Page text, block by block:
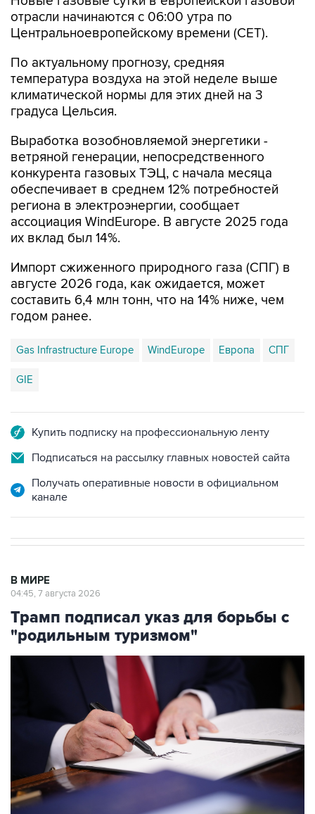
отрасли начинаются c 06:00 утра по
Центральноевропейскому времени (CET).
По актуальному прогнозу, средняя
температура воздуха на этой неделе выше
климатической нормы для этих дней на 3
градуса Цельсия.
Выработка возобновляемой энергетики -
ветряной генерации, непосредственного
конкурента газовых ТЭЦ, с начала месяца
обеспечивает в среднем 12% потребностей
региона в электроэнергии, сообщает
ассоциация WindEurope. В августе 2025 года
их вклад был 14%.
Импорт сжиженного природного газа (СПГ) в
августе 2026 года, как ожидается, может
составить 6,4 млн тонн, что на 14% ниже, чем
годом ранее.
Gas Infrastructure Europe WindEurope Европа СПГ
GIE
Купить подписку на профессиональную ленту
Подписаться на рассылку главных новостей сайта
Получать оперативные новости в официальном
канале
В МИРЕ
04:45, 7 августа 2026
Трамп подписал указ для борьбы с
"родильным туризмом"